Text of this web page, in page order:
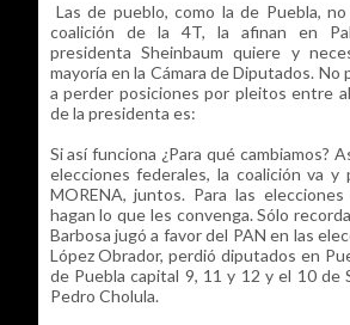
Las de pueblo, como la de Puebla,
coalición de la 4T, la afinan en
presidenta Sheinbaum quiere y
mayoría en la Cámara de Diputados. No
a perder posiciones por pleitos entre
de la presidenta es:
Si así funciona ¿Para qué cambiamos?
elecciones federales, la coalición va y
MORENA, juntos. Para las
hagan lo que les convenga. Sólo
Barbosa jugó a favor del PAN en las
López Obrador, perdió diputados en
de Puebla capital 9, 11 y 12 y el 10 de
Pedro Cholula.